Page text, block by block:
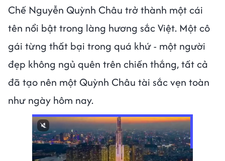
Chế Nguyễn Quỳnh Châu trở thành một cái
tên nổi bật trong làng hương sắc Việt. Một cô
gái từng thất bại trong quá khứ - một người
đẹp không ngủ quên trên chiến thắng, tất cả
đã tạo nên một Quỳnh Châu tài sắc vẹn toàn
như ngày hôm nay.